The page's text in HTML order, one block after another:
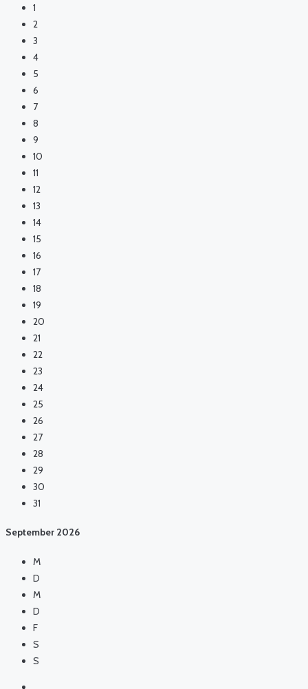
1
2
3
4
5
6
7
8
9
10
11
12
13
14
15
16
17
18
19
20
21
22
23
24
25
26
27
28
29
30
31
September 2026
M
D
M
D
F
S
S